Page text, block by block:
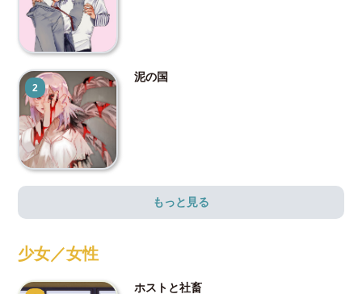
2
泥の国
もっと見る
少女／女性
ホストと社畜